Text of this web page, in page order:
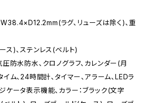
ラグ、リューズは除く)、重
ス)、ステンレス(ベルト)
圧防水防水、クロノグラフ、カレンダー(月
イム、24時間計、タイマー、アラーム、LEDラ
ケータ表示機能、カラー：ブラック(文字